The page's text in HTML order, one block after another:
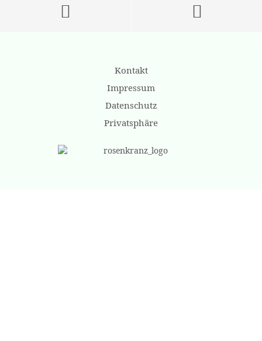
Kontakt
Impressum
Datenschutz
Privatsphäre